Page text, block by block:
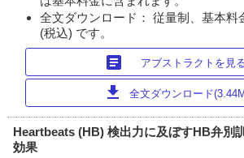
全文ダウンロード： 従量制、基本料
(税込) です。
article アブストラクトを見
download 全文ダウンロード
Heartbeats (HB) 検出力に及ぼすHB弁別
効果